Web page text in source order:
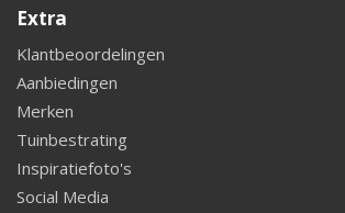
Extra
Klantbeoordelingen
Aanbiedingen
Merken
Tuinbestrating
Inspiratiefoto's
Social Media